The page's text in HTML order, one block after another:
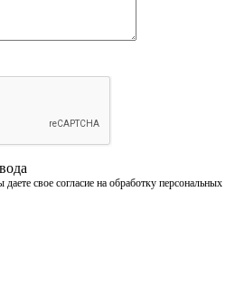
свое согласие на обработку персональных